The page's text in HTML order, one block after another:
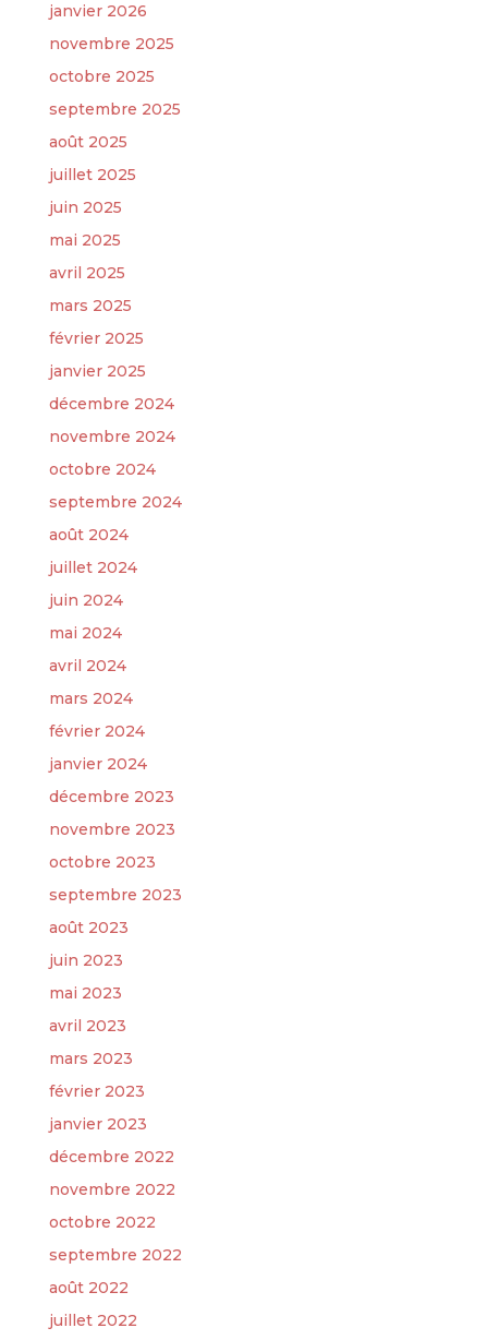
janvier 2026
novembre 2025
octobre 2025
septembre 2025
août 2025
juillet 2025
juin 2025
mai 2025
avril 2025
mars 2025
février 2025
janvier 2025
décembre 2024
novembre 2024
octobre 2024
septembre 2024
août 2024
juillet 2024
juin 2024
mai 2024
avril 2024
mars 2024
février 2024
janvier 2024
décembre 2023
novembre 2023
octobre 2023
septembre 2023
août 2023
juin 2023
mai 2023
avril 2023
mars 2023
février 2023
janvier 2023
décembre 2022
novembre 2022
octobre 2022
septembre 2022
août 2022
juillet 2022